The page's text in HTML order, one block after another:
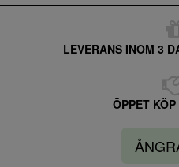
LEVERANS INOM 3
ÖPPET